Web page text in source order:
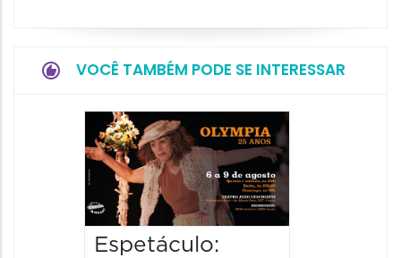
VOCÊ TAMBÉM PODE SE INTERESSAR
Espetáculo: